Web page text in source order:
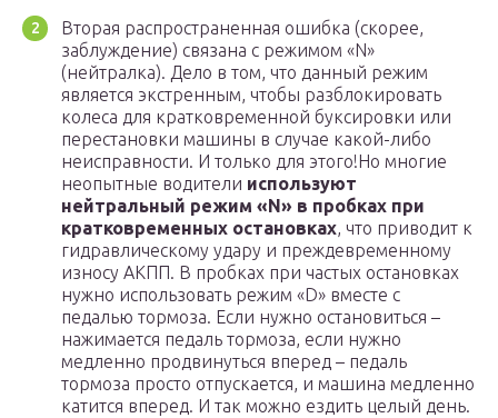
Вторая распространенная ошибка (скорее,
заблуждение) связана с режимом «N»
(нейтралка). Дело в том, что данный режим
является экстренным, чтобы разблокировать
колеса для кратковременной буксировки или
перестановки машины в случае какой-либо
неисправности. И только для этого!Но многие
неопытные водители используют
нейтральный режим «N» в пробках при
кратковременных остановках, что приводит к
гидравлическому удару и преждевременному
износу АКПП. В пробках при частых остановках
нужно использовать режим «D» вместе с
педалью тормоза. Если нужно остановиться –
нажимается педаль тормоза, если нужно
медленно продвинуться вперед – педаль
тормоза просто отпускается, и машина медленно
катится вперед. И так можно ездить целый день.